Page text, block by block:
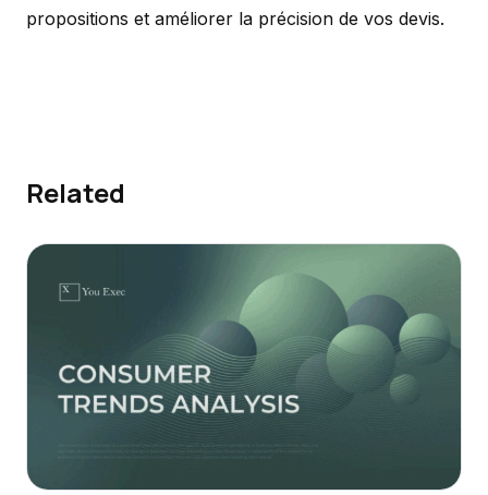
propositions et améliorer la précision de vos devis.
Related